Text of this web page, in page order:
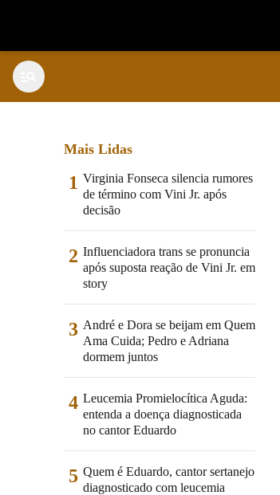
Mais Lidas
1 Virginia Fonseca silencia rumores
de término com Vini Jr. após
decisão
2 Influenciadora trans se pronuncia
após suposta reação de Vini Jr. em
story
3 André e Dora se beijam em Quem
Ama Cuida; Pedro e Adriana
dormem juntos
4 Leucemia Promielocítica Aguda:
entenda a doença diagnosticada
no cantor Eduardo
5 Quem é Eduardo, cantor sertanejo
diagnosticado com leucemia